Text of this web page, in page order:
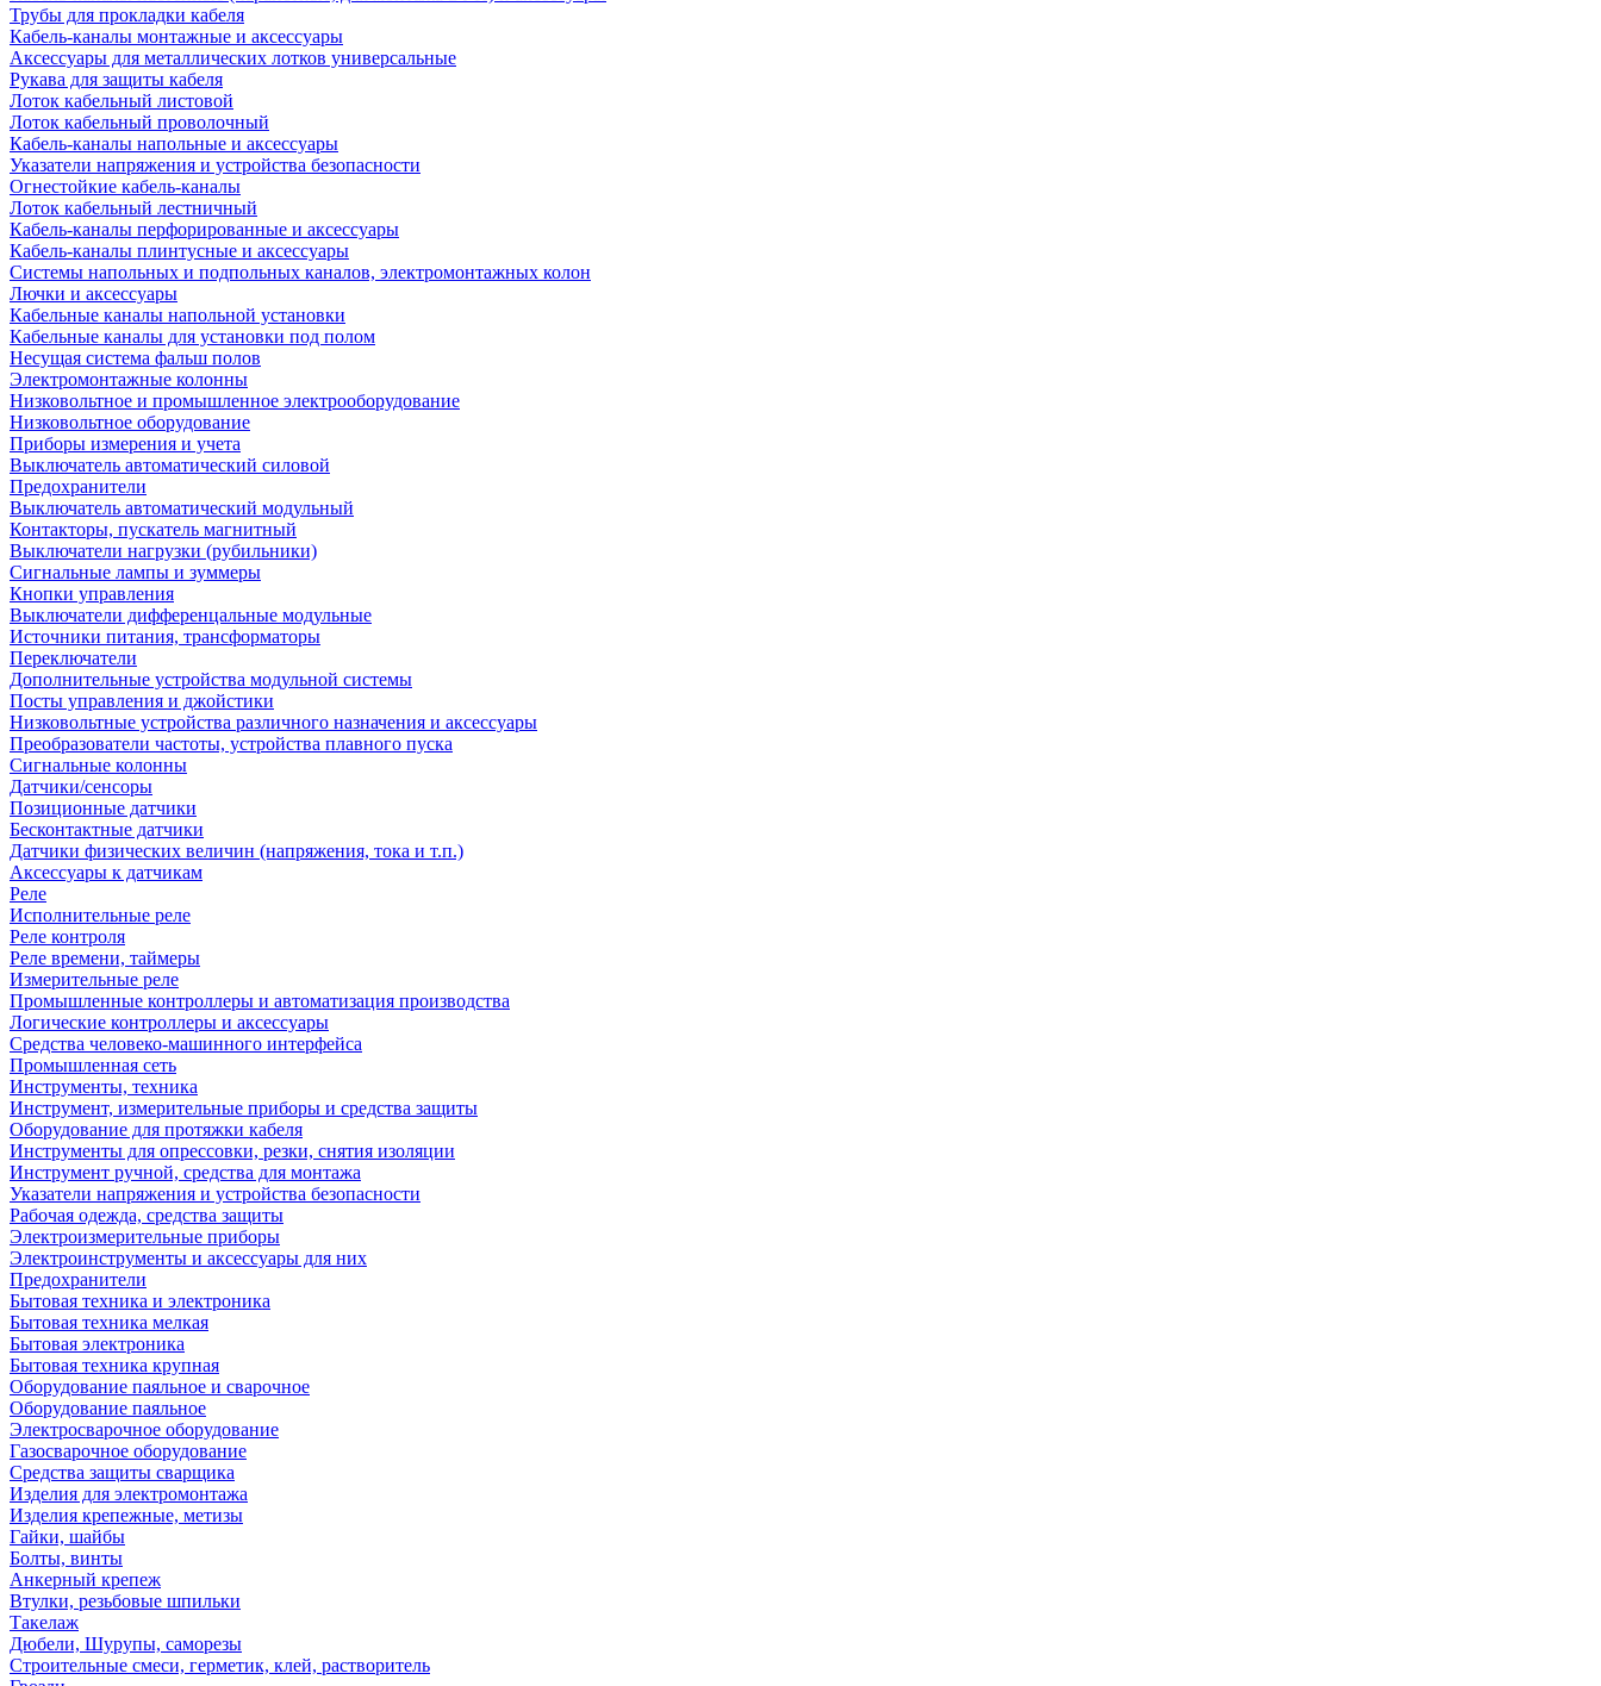
Трубы для прокладки кабеля
Кабель-каналы монтажные и аксессуары
Аксессуары для металлических лотков универсальные
Рукава для защиты кабеля
Лоток кабельный листовой
Лоток кабельный проволочный
Кабель-каналы напольные и аксессуары
Указатели напряжения и устройства безопасности
Огнестойкие кабель-каналы
Лоток кабельный лестничный
Кабель-каналы перфорированные и аксессуары
Кабель-каналы плинтусные и аксессуары
Системы напольных и подпольных каналов, электромонтажных колон
Лючки и аксессуары
Кабельные каналы напольной установки
Кабельные каналы для установки под полом
Несущая система фальш полов
Электромонтажные колонны
Низковольтное и промышленное электрооборудование
Низковольтное оборудование
Приборы измерения и учета
Выключатель автоматический силовой
Предохранители
Выключатель автоматический модульный
Контакторы, пускатель магнитный
Выключатели нагрузки (рубильники)
Сигнальные лампы и зуммеры
Кнопки управления
Выключатели дифференцальные модульные
Источники питания, трансформаторы
Переключатели
Дополнительные устройства модульной системы
Посты управления и джойстики
Низковольтные устройства различного назначения и аксессуары
Преобразователи частоты, устройства плавного пуска
Сигнальные колонны
Датчики/сенсоры
Позиционные датчики
Бесконтактные датчики
Датчики физических величин (напряжения, тока и т.п.)
Аксессуары к датчикам
Реле
Исполнительные реле
Реле контроля
Реле времени, таймеры
Измерительные реле
Промышленные контроллеры и автоматизация производства
Логические контроллеры и аксессуары
Средства человеко-машинного интерфейса
Промышленная сеть
Инструменты, техника
Инструмент, измерительные приборы и средства защиты
Оборудование для протяжки кабеля
Инструменты для опрессовки, резки, снятия изоляции
Инструмент ручной, средства для монтажа
Указатели напряжения и устройства безопасности
Рабочая одежда, средства защиты
Электроизмерительные приборы
Электроинструменты и аксессуары для них
Предохранители
Бытовая техника и электроника
Бытовая техника мелкая
Бытовая электроника
Бытовая техника крупная
Оборудование паяльное и сварочное
Оборудование паяльное
Электросварочное оборудование
Газосварочное оборудование
Средства защиты сварщика
Изделия для электромонтажа
Изделия крепежные, метизы
Гайки, шайбы
Болты, винты
Анкерный крепеж
Втулки, резьбовые шпильки
Такелаж
Дюбели, Шурупы, саморезы
Строительные смеси, герметик, клей, растворитель